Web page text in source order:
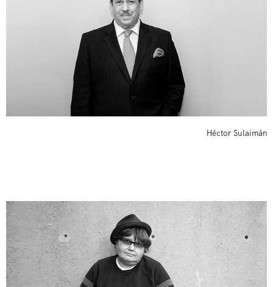
Héctor Sulaimán